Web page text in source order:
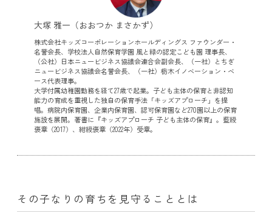
大塚 雅一（おおつか まさかず）
株式会社キッズコーポレーションホールディングス ファウンダー・
名誉会長、学校法人自然保育学園 風と緑の認定こども園 理事長、
（公社）日本ニュービジネス協議会連合会副会長、（一社）とちぎ
ニュービジネス協議会名誉会長、（一社）栃木イノベーション・ベ
ース代表理事。
大学付属幼稚園勤務を経て27歳で起業。子ども主体の保育と非認知
能力の育成を重視した独自の保育手法「キッズアプローチ」を提
唱。病院内保育園、企業内保育園、認可保育園など270園以上の保育
施設を展開。著書に『キッズアプローチ 子ども主体の保育』。藍綬
褒章（2017）、紺綬褒章（2022年）受章。
その子なりの育ちを見守ることとは